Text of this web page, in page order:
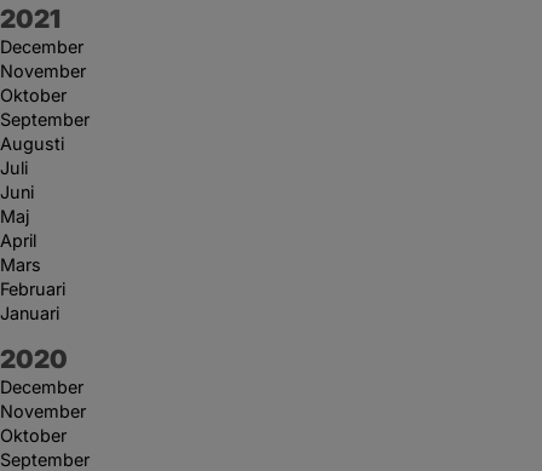
År:
2021
December
November
Oktober
September
Augusti
Juli
Juni
Maj
April
Mars
Februari
Januari
År:
2020
December
November
Oktober
September